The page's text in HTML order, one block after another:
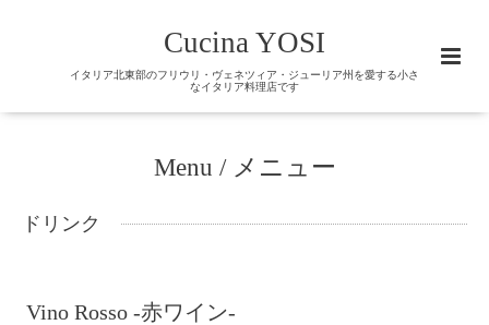
Cucina YOSI
イタリア北東部のフリウリ・ヴェネツィア・ジューリア州を愛する小さ
なイタリア料理店です
Menu / メニュー
ドリンク
Vino Rosso -赤ワイン-